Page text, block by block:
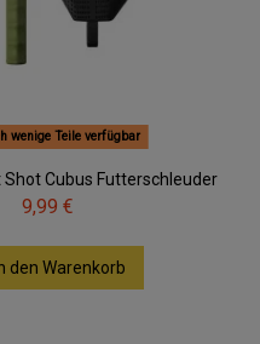
wenige Teile verfügbar
Shot Cubus Futterschleuder
9,99 €
den Warenkorb